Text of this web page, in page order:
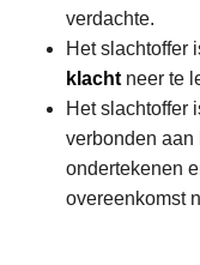
verdachte.
Het slachtoffer
klacht neer te
Het slachtoffer
verbonden aan
ondertekenen
overeenkomst